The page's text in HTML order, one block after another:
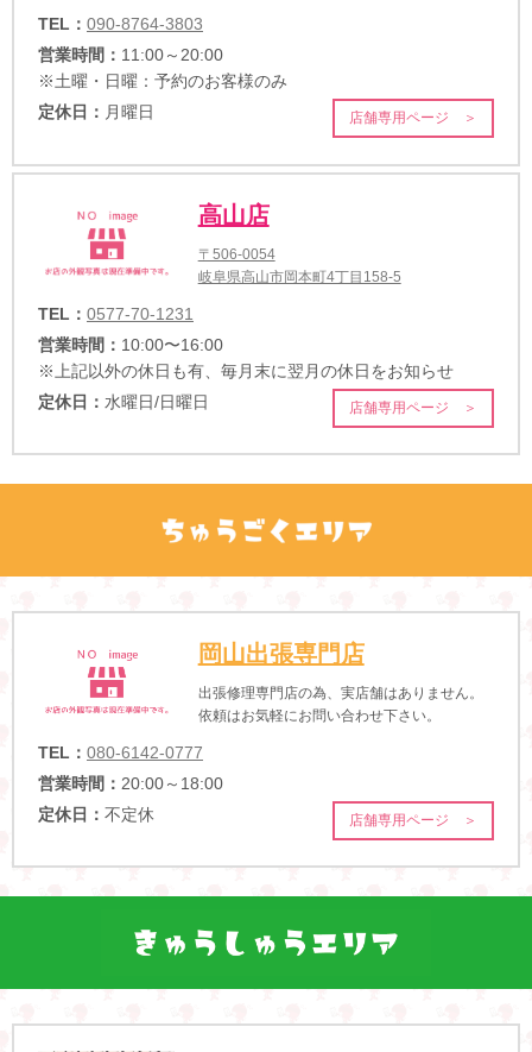
TEL： 090-8764-3803
営業時間： 11:00～20:00
※土曜・日曜：予約のお客様のみ
定休日： 月曜日 店舗専用ページ ＞
高山店
〒506-0054
岐阜県高山市岡本町4丁目158-5
TEL： 0577-70-1231
営業時間： 10:00〜16:00
※上記以外の休日も有、毎月末に翌月の休日をお知らせ
定休日： 水曜日/日曜日 店舗専用ページ ＞
岡山出張専門店
出張修理専門店の為、実店舗はありません。
依頼はお気軽にお問い合わせ下さい。
TEL： 080-6142-0777
営業時間： 20:00～18:00
定休日： 不定休 店舗専用ページ ＞